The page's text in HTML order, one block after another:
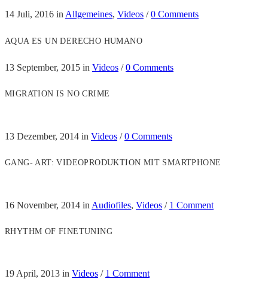
14 Juli, 2016 in Allgemeines, Videos /0 Comments
AQUA ES UN DERECHO HUMANO
13 September, 2015 in Videos /0 Comments
MIGRATION IS NO CRIME
13 Dezember, 2014 in Videos /0 Comments
GANG- ART: VIDEOPRODUKTION MIT SMARTPHONE
16 November, 2014 in Audiofiles, Videos / 1 Comment
RHYTHM OF FINETUNING
19 April, 2013 in Videos / 1 Comment